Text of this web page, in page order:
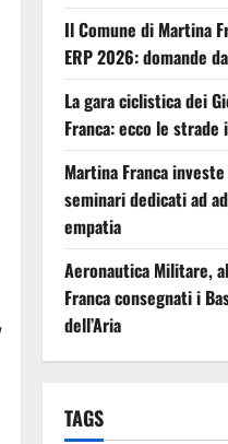
Il Comune di Martina
ERP 2026: domande
La gara ciclistica dei
Franca: ecco le
Martina Franca
seminari dedicati ad
empatia
Aeronautica Militare,
Franca consegnati i
dell’Aria
TAGS